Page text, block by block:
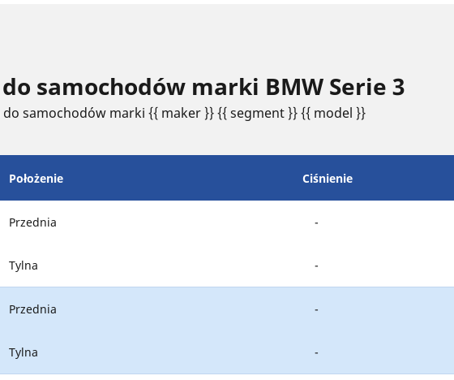
samochodów marki BMW Serie 3
samochodów marki {{ maker }} {{ segment }} {{ model }}
Położenie Ciśnienie
Przednia -
Tylna -
Przednia -
Tylna -